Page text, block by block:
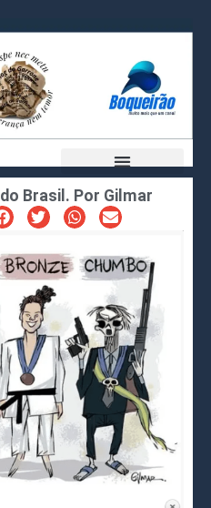
Brasil. Por Gilmar